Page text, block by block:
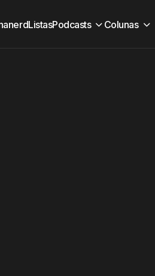
ListasPodcasts Colunas